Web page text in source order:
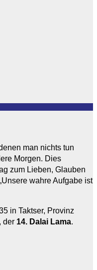
man nichts tun
Morgen. Dies
zum Lieben, Glauben
wahre Aufgabe ist
in Taktser, Provinz
der 14. Dalai Lama.